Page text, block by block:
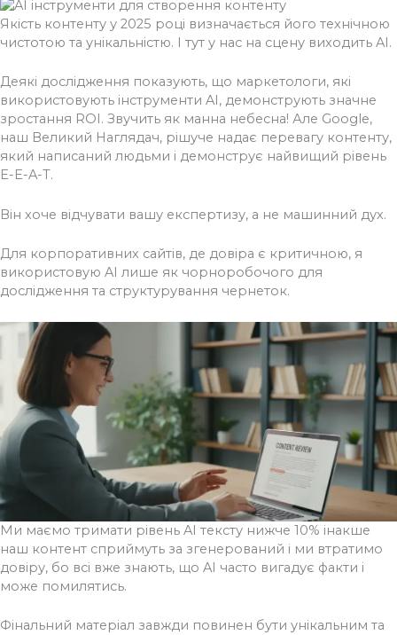
Якість контенту у 2025 році визначається його технічною
чистотою та унікальністю. І тут у нас на сцену виходить AI.
Деякі дослідження показують, що маркетологи, які
використовують інструменти AI, демонструють значне
зростання ROI. Звучить як манна небесна! Але Google,
наш Великий Наглядач, рішуче надає перевагу контенту,
який написаний людьми і демонструє найвищий рівень
E-E-A-T.
Він хоче відчувати вашу експертизу, а не машинний дух.
Для корпоративних сайтів, де довіра є критичною, я
використовую AI лише як чорноробочого для
дослідження та структурування чернеток.
Ми маємо тримати рівень AI тексту нижче 10% інакше
наш контент сприймуть за згенерований і ми втратимо
довіру, бо всі вже знають, що AI часто вигадує факти і
може помилятись.
Фінальний матеріал завжди повинен бути унікальним та